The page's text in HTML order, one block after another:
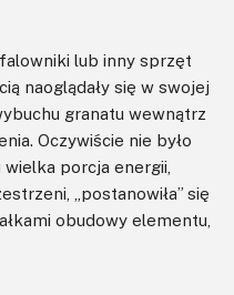
lub inny sprzęt
naoglądały się w swojej
granatu wewnątrz
Oczywiście nie było
porcja energii,
„postanowiła” się
obudowy elementu,